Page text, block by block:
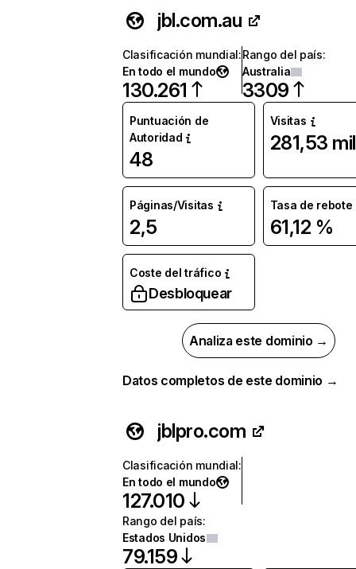
jbl.com.au
Clasificación mundial:
En todo el mundo
130.261
Rango del país:
Australia
3309
Puntuación de
Autoridad
48
Visitas
281,53 mil
Páginas/Visitas
2,5
Tasa de rebote
61,12 %
Coste del tráfico
Desbloquear
Analiza este dominio →
Datos completos de este dominio →
jblpro.com
Clasificación mundial:
En todo el mundo
127.010
Rango del país:
Estados Unidos
79.159